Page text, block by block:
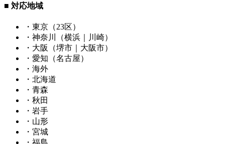
■ 対応地域
・東京（23区）
・神奈川（横浜｜川崎）
・大阪（堺市｜大阪市）
・愛知（名古屋）
・海外
・北海道
・青森
・秋田
・岩手
・山形
・宮城
・福島